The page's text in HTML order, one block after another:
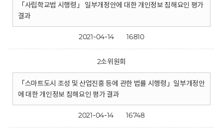
「사립학교법 시행령」 일부개정안에 대한 개인정보 침해요인 평가
결과
2021-04-14 16810
2소위원회
「스마트도시 조성 및 산업진흥 등에 관한 법률 시행령」일부개정안
에 대한 개인정보 침해요인 평가 결과
2021-04-14 16748